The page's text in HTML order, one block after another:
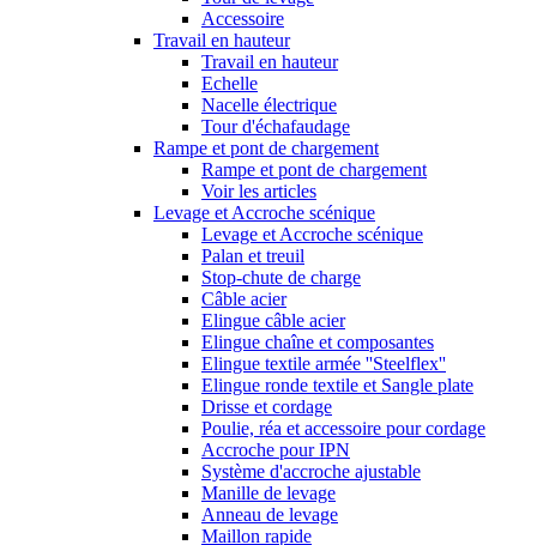
Accessoire
Travail en hauteur
Travail en hauteur
Echelle
Nacelle électrique
Tour d'échafaudage
Rampe et pont de chargement
Rampe et pont de chargement
Voir les articles
Levage et Accroche scénique
Levage et Accroche scénique
Palan et treuil
Stop-chute de charge
Câble acier
Elingue câble acier
Elingue chaîne et composantes
Elingue textile armée ''Steelflex''
Elingue ronde textile et Sangle plate
Drisse et cordage
Poulie, réa et accessoire pour cordage
Accroche pour IPN
Système d'accroche ajustable
Manille de levage
Anneau de levage
Maillon rapide